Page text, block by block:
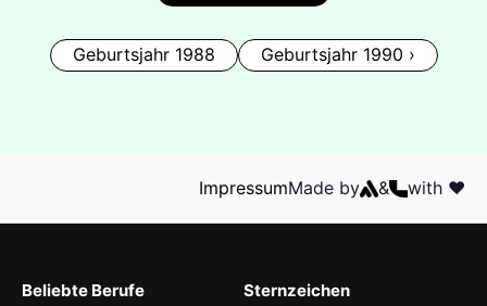
Geburtsjahr 1988 Geburtsjahr 1990 ›
ImpressumMade by & with ❤️
Beliebte Berufe Sternzeichen